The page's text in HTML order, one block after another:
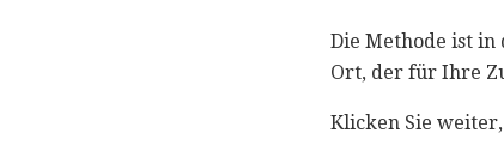
Die Methode ist in
Ort, der für Ihre
Klicken Sie